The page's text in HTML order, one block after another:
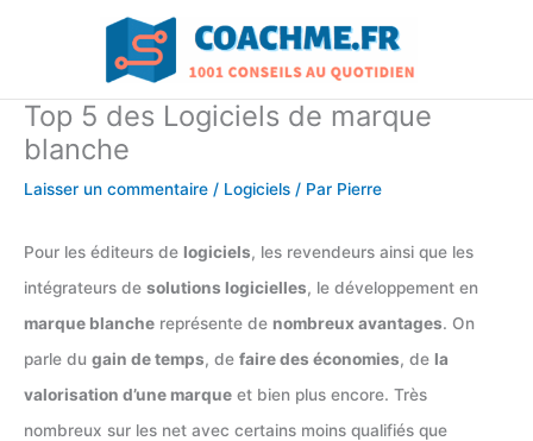
Top 5 des Logiciels de marque
blanche
Laisser un commentaire / Logiciels / Par Pierre
Pour les éditeurs de logiciels, les revendeurs ainsi que les
intégrateurs de solutions logicielles, le développement en
marque blanche représente de nombreux avantages. On
parle du gain de temps, de faire des économies, de la
valorisation d’une marque et bien plus encore. Très
nombreux sur les net avec certains moins qualifiés que